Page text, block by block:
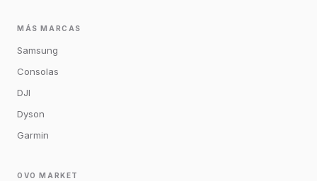
MÁS MARCAS
Samsung
Consolas
DJI
Dyson
Garmin
OVO MARKET